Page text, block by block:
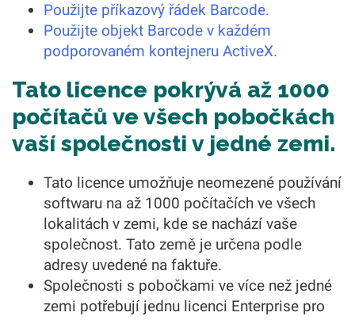
Použijte příkazový řádek Barcode.
Použijte objekt Barcode v každém
podporovaném kontejneru ActiveX.
Tato licence pokrývá až 1000
počítačů ve všech pobočkách
vaší společnosti v jedné zemi.
Tato licence umožňuje neomezené používání
softwaru na až 1000 počítačích ve všech
lokalitách v zemi, kde se nachází vaše
společnost. Tato země je určena podle
adresy uvedené na faktuře.
Společnosti s pobočkami ve více než jedné
zemi potřebují jednu licenci Enterprise pro